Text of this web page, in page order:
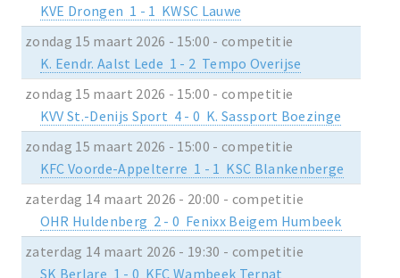
KVE Drongen 1 - 1 KWSC Lauwe
zondag 15 maart 2026 - 15:00 - competitie
K. Eendr. Aalst Lede 1 - 2 Tempo Overijse
zondag 15 maart 2026 - 15:00 - competitie
KVV St.-Denijs Sport 4 - 0 K. Sassport Boezinge
zondag 15 maart 2026 - 15:00 - competitie
KFC Voorde-Appelterre 1 - 1 KSC Blankenberge
zaterdag 14 maart 2026 - 20:00 - competitie
OHR Huldenberg 2 - 0 Fenixx Beigem Humbeek
zaterdag 14 maart 2026 - 19:30 - competitie
SK Berlare 1 - 0 KFC Wambeek Ternat